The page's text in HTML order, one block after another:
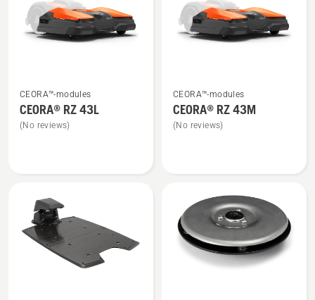
meer
details
over
CEORA™-modules
CEORA® RZ 43L
(No reviews)
meer
details
over
CEORA™-modules
CEORA® RZ 43M
(No reviews)